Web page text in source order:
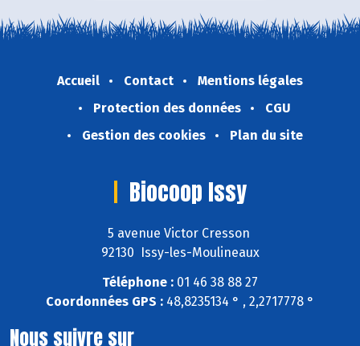
Accueil Contact
Mentions légales
Protection des données
CGU
Gestion des cookies
Plan du site
Biocoop Issy
5 avenue Victor Cresson
92130 Issy-les-Moulineaux
Téléphone : 01 46 38 88 27
Coordonnées GPS : 48,8235134 ° , 2,2717778 °
Nous suivre sur